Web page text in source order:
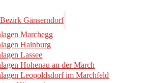
Gänserndorf
Marchegg
Hainburg
Lassee
Hohenau an der March
Leopoldsdorf im Marchfeld